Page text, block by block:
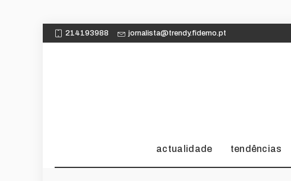
214193988 jornalista@trendy.fidemo.pt
actualidade tendências